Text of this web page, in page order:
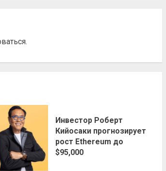
.
Инвестор Роберт
Кийосаки прогнозирует
рост Ethereum до
$95,000